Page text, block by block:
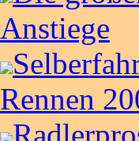
Anstiege
Rennen